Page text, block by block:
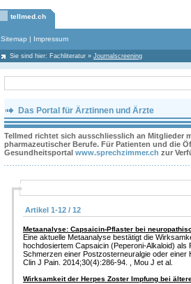
tellmed.ch
Sitemap | Impressum
Sie sind hier: Fachliteratur » Journalscreening
Das Portal für Ärztinnen und Ärzte
Tellmed richtet sich ausschliesslich an Mitglieder
pharmazeutischer Berufe. Für Patienten und die
Gesundheitsportal www.sprechzimmer.ch zur
Artikel 1-12 / 12
Metaanalyse: Capsaicin-Pflaster bei
Eine aktuelle Metaanalyse bestätigt die
hochdosiertem Capsaicin (Peperoni-Alkaloid) als
Schmerzen einer Postzosterneuralgie oder einer
Clin J Pain. 2014;30(4):286-94. , Mou J et al.
Wirksamkeit der Herpes Zoster Impfung bei